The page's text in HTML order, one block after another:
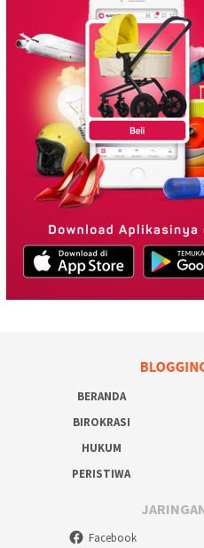
BERANDA
BIROKRASI
HUKUM
PERISTIWA
Facebook